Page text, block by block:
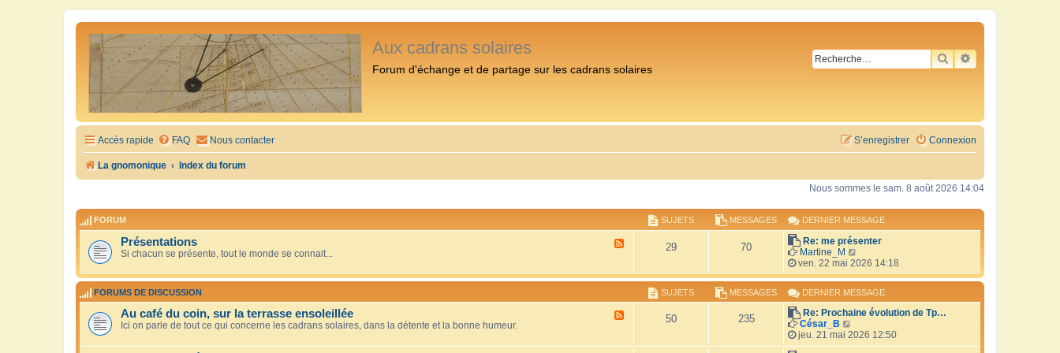
Aux cadrans solaires
Forum d'échange et de partage sur les cadrans solaires
RECHERCHER
RECHERCHE
Accès rapide FAQ Nous contacter Connexion
S’enregistrer
La gnomonique Index du forum
Nous sommes le sam. 8 août 2026 14:04
FORUM SUJETS MESSAGES DERNIER MESSAGE
x
Présentations
Si chacun se présente, tout le monde se connait...
29 70
Re: me présenter
Martine_M
o
i
r
l
e
d
r
n
ven. 22 mai 2026 14:18
FORUMS DE DISCUSSION SUJETS MESSAGES DERNIER MESSAGE
x
Au café du coin, sur la terrasse ensoleillée
Ici on parle de tout ce qui concerne les cadrans solaires, dans la détente et la bonne humeur.
50 235
Re: Prochaine évolution de Tp…
César_B
o
i
jeu. 21 mai 2026 12:50